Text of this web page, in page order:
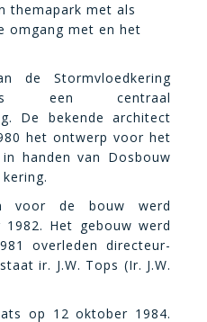
themapark met als
omgang met en het
de Stormvloedkering
een centraal
De bekende architect
het ontwerp voor het
handen van Dosbouw
voor de bouw werd
Het gebouw werd
overleden directeur-
ir. J.W. Tops (Ir. J.W.
op 12 oktober 1984.